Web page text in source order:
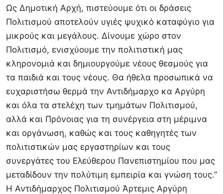
Ως Δημοτική Αρχή, πιστεύουμε ότι οι δράσεις
Πολιτισμού αποτελούν υγιές ψυχικό καταφύγιο για
μικρούς και μεγάλους. Δίνουμε χώρο στον
Πολιτισμό, ενισχύουμε την πολιτιστική μας
κληρονομιά και δημιουργούμε νέους θεσμούς για
τα παιδιά και τους νέους. Θα ήθελα προσωπικά να
ευχαριστήσω θερμά την Αντιδήμαρχο κα Αργύρη
και όλα τα στελέχη των τμημάτων Πολιτισμού,
αλλά και Πρόνοιας για τη συνέργεια στη μέριμνα
και οργάνωση, καθώς και τους καθηγητές των
πολιτιστικών μας εργαστηρίων και τους
συνεργάτες του Ελεύθερου Πανεπιστημίου που μας
μεταδίδουν την πολύτιμη εμπειρία και γνώση τους.”
Η Αντιδήμαρχος Πολιτισμού Άρτεμις Αργύρη